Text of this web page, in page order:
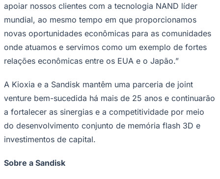
Ceará
apoiar nossos clientes com a tecnologia NAND líder
mundial, ao mesmo tempo em que proporcionamos
novas oportunidades econômicas para as comunidades
onde atuamos e servimos como um exemplo de fortes
relações econômicas entre os EUA e o Japão.”
A Kioxia e a Sandisk mantêm uma parceria de joint
venture bem-sucedida há mais de 25 anos e continuarão
a fortalecer as sinergias e a competitividade por meio
do desenvolvimento conjunto de memória flash 3D e
investimentos de capital.
Sobre a Sandisk